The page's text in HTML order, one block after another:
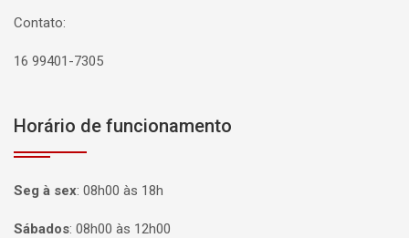
Contato:
16 99401-7305
Horário de funcionamento
Seg à sex: 08h00 às 18h
Sábados: 08h00 às 12h00